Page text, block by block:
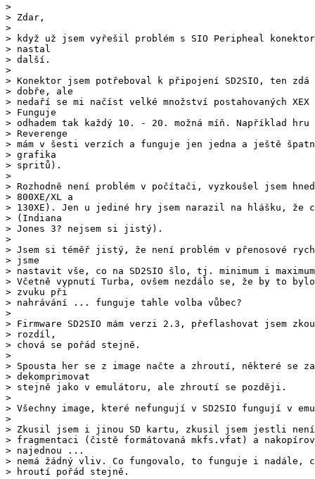
>
> Zdar,
>
> když už jsem vyřešil problém s SIO Peripheal
> nastal
> další.
>
> Konektor jsem potřeboval k připojení SD2SIO, ten
> dobře, ale
> nedaří se mi načíst velké množství postahovaných
> Funguje
> odhadem tak každý 10. - 20. možná míň. Například
> Reverenge
> mám v šesti verzích a funguje jen jedna a ještě
> grafika
> spritů).
>
> Rozhodně není problém v počítači, vyzkoušel jsem
> 800XE/XL a
> 130XE). Jen u jediné hry jsem narazil na hlášku, že
> (Indiana
> Jones 3? nejsem si jistý).
>
> Jsem si téměř jistý, že není problém v přenosové
> jsme
> nastavit vše, co na SD2SIO šlo, tj. minimum i
> Včetně vypnutí Turba, ovšem nezdálo se, že by to
> zvuku při
> nahrávání ... funguje tahle volba vůbec?
>
> Firmware SD2SIO mám verzi 2.3, přeflashovat jsem
> rozdíl,
> chová se pořád stejně.
>
> Spousta her se z image načte a zhroutí, některé se
> dekomprimovat
> stejně jako v emulátoru, ale zhroutí se později.
>
> Všechny image, které nefungují v SD2SIO fungují v
>
> Zkusil jsem i jinou SD kartu, zkusil jsem jestli
> fragmentaci (čistě formátovaná mkfs.vfat) a
> najednou ...
> nemá žádný vliv. Co fungovalo, to funguje i nadále,
> hroutí pořád stejně.